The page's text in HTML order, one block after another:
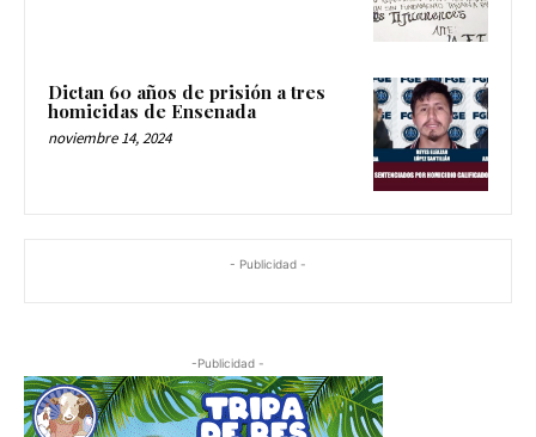
Dictan 60 años de prisión a tres
homicidas de Ensenada
noviembre 14, 2024
- Publicidad -
-Publicidad -